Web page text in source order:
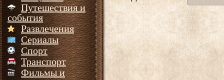
Путешествия и
события
Развлечения
Сериалы
Спорт
Транспорт
Фильмы и